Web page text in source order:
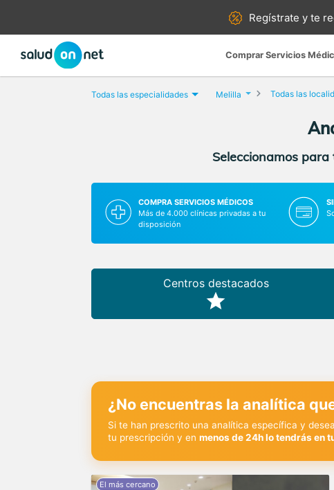
Regístrate yte
Comprar Servicios
Todas las especialidades Melilla Todas las
Seleccionamos
COMPRA SERVICIOS MÉDICOS
Más de 4.000 clínicas privadas a tu
disposición
Centros destacados
¿No encuentras la analítica
Si te han prescrito una analítica específica y
tu prescripción y en menos de 24h lo tendrás en